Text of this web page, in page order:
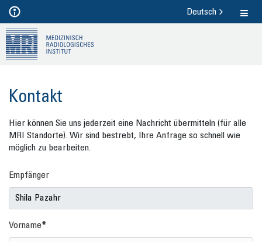
Deutsch
Kon­takt
Hier kön­nen Sie uns je­der­zeit eine Nach­richt über­mit­teln (für alle
MRI Stand­or­te). Wir sind be­strebt, Ihre An­fra­ge so schnell wie
mög­lich zu be­ar­bei­ten.
Empfänger
Vorname